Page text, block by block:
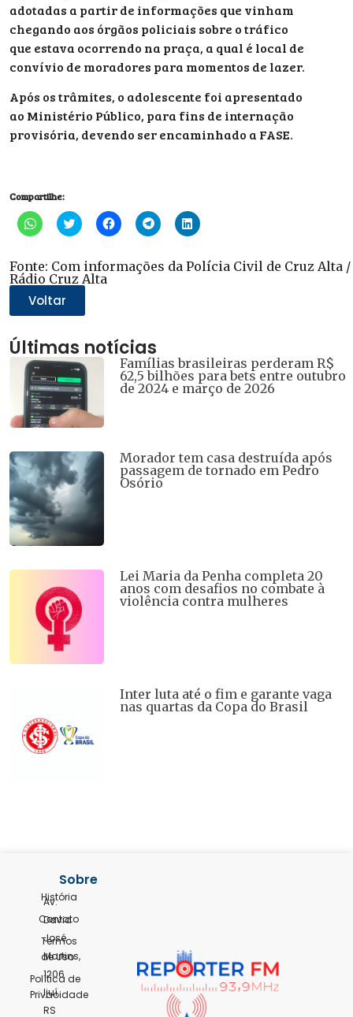
adotadas a partir de informações que vinham
chegando aos órgãos policiais sobre o tráfico
que estava ocorrendo na praça, a qual é local de
convívio de moradores para momentos de lazer.
Após os trâmites, o adolescente foi apresentado
ao Ministério Público, para fins de internação
provisória, devendo ser encaminhado a FASE.
Compartilhe:
Clique
para
WhatsApp(abre
em
nova
janela)
Clique
para
Twitter(abre
em
nova
Clique
para
Facebook(abre
em
Clique
para
Telegram(abre
em
Clique
para
LinkedIn(abre
em
Fonte: Com informações da Polícia Civil de Cruz Alta /
Rádio Cruz Alta
Voltar
Últimas notícias
Famílias brasileiras perderam R$
62,5 bilhões para bets entre outubro
de 2024 e março de 2026
Morador tem casa destruída após
passagem de tornado em Pedro
Osório
Lei Maria da Penha completa 20
anos com desafios no combate à
violência contra mulheres
Inter luta até o fim e garante vaga
nas quartas da Copa do Brasil
Av.
David
José
Martins,
1206
Ijuí,
RS
Sobre
História
Contato
Termos
de Uso
Política de
Privacidade